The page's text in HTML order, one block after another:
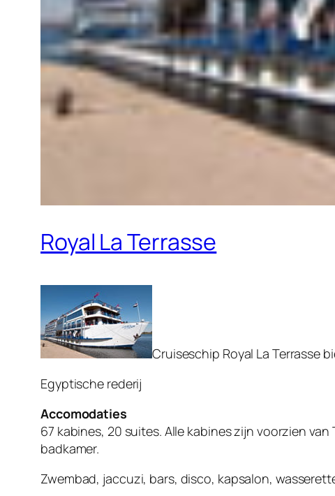
Royal La Terrasse
Cruiseschip Royal La Terrasse
Egyptische rederij
Accomodaties
67 kabines, 20 suites. Alle kabines zijn voorzien
badkamer.
Zwembad, jaccuzi, bars, disco, kapsalon,